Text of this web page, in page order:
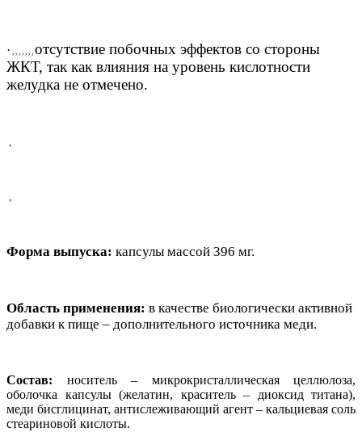
· , , , , , , , отсутствие побочных эффектов со стороны
ЖКТ, так как влияния на уровень кислотности
желудка не отмечено.
,
,
Форма выпуска: капсулы массой 396 мг.
Область применения: в качестве биологически активной
добавки к пище – дополнительного источника меди.
Состав: носитель – микрокристаллическая целлюлоза,
оболочка капсулы (желатин, краситель – диоксид титана),
меди бисглицинат, антислеживающий агент – кальциевая соль
стеариновой кислоты.